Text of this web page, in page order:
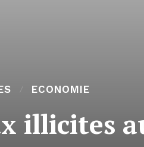
ECONOMIE
illicites